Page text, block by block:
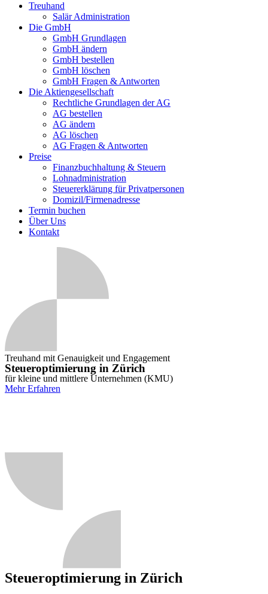
Treuhand
Salär Administration
Die GmbH
GmbH Grundlagen
GmbH ändern
GmbH bestellen
GmbH löschen
GmbH Fragen & Antworten
Die Aktiengesellschaft
Rechtliche Grundlagen der AG
AG bestellen
AG ändern
AG löschen
AG Fragen & Antworten
Preise
Finanzbuchhaltung & Steuern
Lohnadministration
Steuererklärung für Privatpersonen
Domizil/Firmenadresse
Termin buchen
Über Uns
Kontakt
Treuhand mit Genauigkeit und Engagement
Steueroptimierung in Zürich
für kleine und mittlere Unternehmen (KMU)
Mehr Erfahren
Steueroptimierung in Zürich